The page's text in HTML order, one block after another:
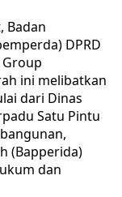
Badan
DPRD
ini melibatkan
dari Dinas
Satu Pintu
(Bapperida)
dan